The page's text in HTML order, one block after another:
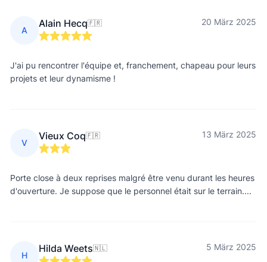
A
Alain Hecq🇫🇷 20 März 2025
J'ai pu rencontrer l'équipe et, franchement, chapeau pour leurs
projets et leur dynamisme !
V
Vieux Coq🇫🇷 13 März 2025
Porte close à deux reprises malgré être venu durant les heures
d'ouverture. Je suppose que le personnel était sur le terrain....
H
Hilda Weets🇳🇱 5 März 2025